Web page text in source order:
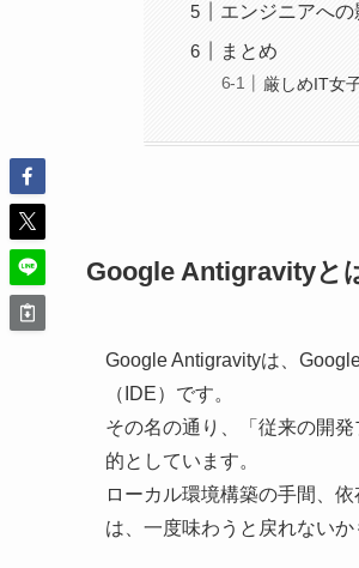
エンジニアへ
まとめ
厳しめIT女
Google Antigravityと
Google Antigravityは、
（IDE）です。
その名の通り、「従来の開
的としています。
ローカル環境構築の手間、
は、一度味わうと戻れないか